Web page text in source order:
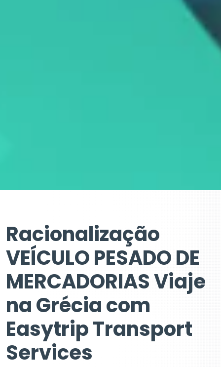
Racionalização
VEÍCULO PESADO DE
MERCADORIAS Viaje
na Grécia com
Easytrip Transport
Services